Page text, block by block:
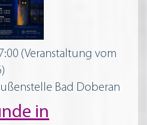
(Veranstaltung vom
Bad Doberan
in